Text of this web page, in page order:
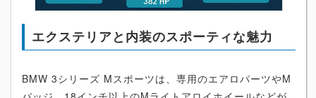
エクステリアと内装のスポーティな魅力
BMW 3シリーズ Mスポーツは、専用のエアロパーツやM